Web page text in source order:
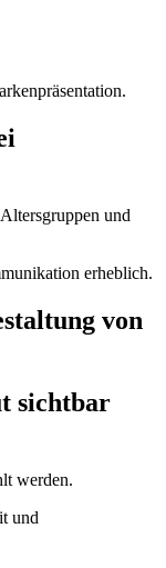
und
erheblich.
von
sichtbar
werden.
und